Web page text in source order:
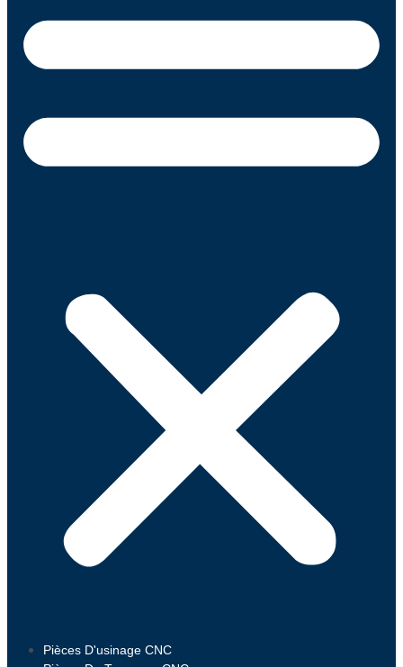
Pièces D'usinage CNC